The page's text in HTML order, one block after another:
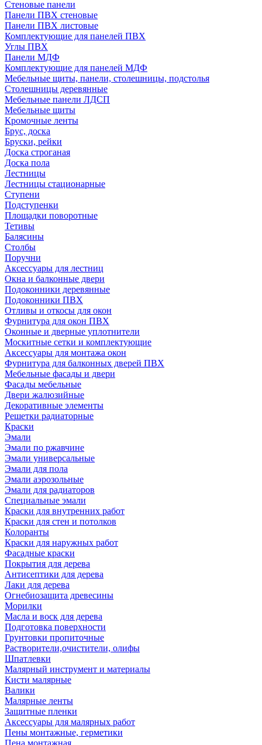
Стеновые панели
Панели ПВХ стеновые
Панели ПВХ листовые
Комплектующие для панелей ПВХ
Углы ПВХ
Панели МДФ
Комплектующие для панелей МДФ
Мебельные щиты, панели, столешницы, подстолья
Столешницы деревянные
Мебельные панели ЛДСП
Мебельные щиты
Кромочные ленты
Брус, доска
Бруски, рейки
Доска строганая
Доска пола
Лестницы
Лестницы стационарные
Ступени
Подступенки
Площадки поворотные
Тетивы
Балясины
Столбы
Поручни
Аксессуары для лестниц
Окна и балконные двери
Подоконники деревянные
Подоконники ПВХ
Отливы и откосы для окон
Фурнитура для окон ПВХ
Оконные и дверные уплотнители
Москитные сетки и комплектующие
Аксессуары для монтажа окон
Фурнитура для балконных дверей ПВХ
Мебельные фасады и двери
Фасады мебельные
Двери жалюзийные
Декоративные элементы
Решетки радиаторные
Краски
Эмали
Эмали по ржавчине
Эмали универсальные
Эмали для пола
Эмали аэрозольные
Эмали для радиаторов
Специальные эмали
Краски для внутренних работ
Краски для стен и потолков
Колоранты
Краски для наружных работ
Фасадные краски
Покрытия для дерева
Антисептики для дерева
Лаки для дерева
Огнебиозащита древесины
Морилки
Масла и воск для дерева
Подготовка поверхности
Грунтовки пропиточные
Растворители,очистители, олифы
Шпатлевки
Малярный инструмент и материалы
Кисти малярные
Валики
Малярные ленты
Защитные пленки
Аксессуары для малярных работ
Пены монтажные, герметики
Пена монтажная